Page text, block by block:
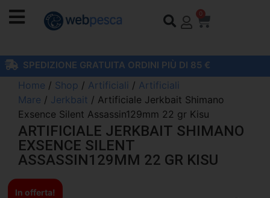
0
SPEDIZIONE GRATUITA ORDINI PIÙ DI 85 €
Home / Shop / Artificiali / Artificiali
Mare / Jerkbait / Artificiale Jerkbait Shimano
Exsence Silent Assassin129mm 22 gr Kisu
ARTIFICIALE JERKBAIT SHIMANO
EXSENCE SILENT
ASSASSIN129MM 22 GR KISU
In offerta!